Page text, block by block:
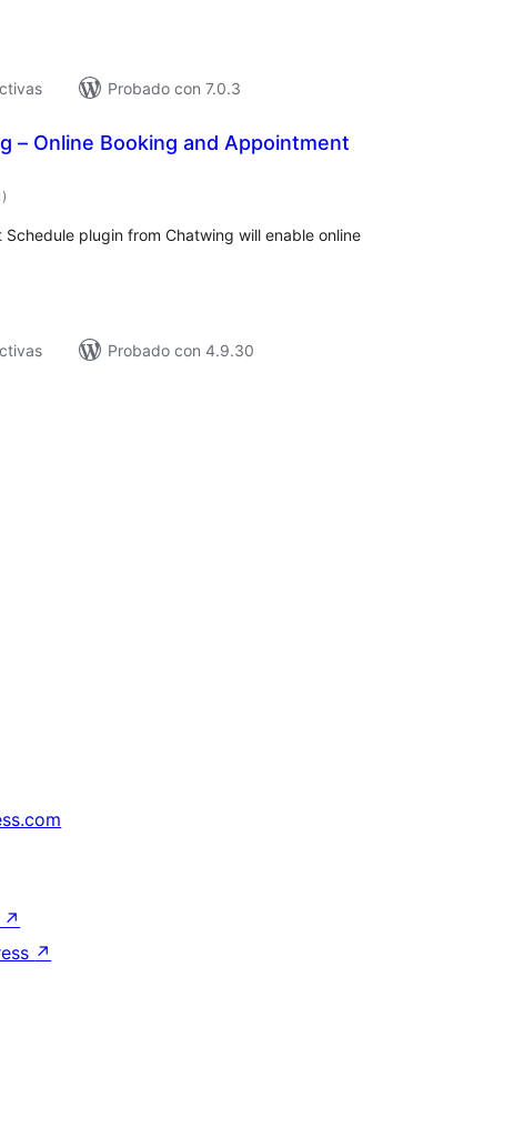
Probado con 7.0.3
total
de
)
plugin from Chatwing will enable online
Probado con 4.9.30
↗
↗